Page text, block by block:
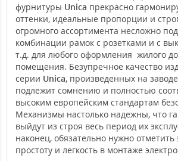
фурнитуры Unica прекрасно
оттенки, идеальные пропорции и
огромного ассортимента несложно
комбинации рамок с розетками и с
т.д. для любого оформления жилого
помещения. Безупречное качество
серии Unica, произведенных на
подлежит сомнению и полностью
высоким европейским стандартам
Механизмы настолько надежны, что
выйдут из строя весь период их
наконец, обязательно нужно
простоту и легкость в монтаже